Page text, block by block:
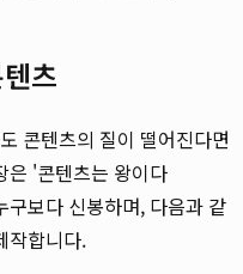
츠
콘텐츠의 질이 떨어진다면
은 '콘텐츠는 왕이다
보다 신봉하며, 다음과 같
작합니다.